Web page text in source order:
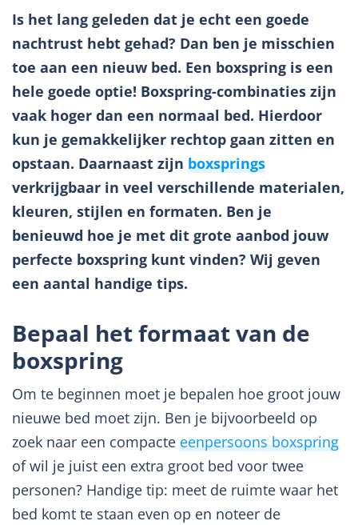
Is het lang geleden dat je echt een goede
nachtrust hebt gehad? Dan ben je misschien
toe aan een nieuw bed. Een boxspring is een
hele goede optie! Boxspring-combinaties zijn
vaak hoger dan een normaal bed. Hierdoor
kun je gemakkelijker rechtop gaan zitten en
opstaan. Daarnaast zijn boxsprings
verkrijgbaar in veel verschillende materialen,
kleuren, stijlen en formaten. Ben je
benieuwd hoe je met dit grote aanbod jouw
perfecte boxspring kunt vinden? Wij geven
een aantal handige tips.
Bepaal het formaat van de
boxspring
Om te beginnen moet je bepalen hoe groot jouw
nieuwe bed moet zijn. Ben je bijvoorbeeld op
zoek naar een compacte eenpersoons boxspring
of wil je juist een extra groot bed voor twee
personen? Handige tip: meet de ruimte waar het
bed komt te staan even op en noteer de